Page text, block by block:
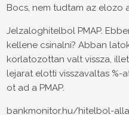
Bocs, nem tudtam az elozo
Jelzaloghitelbol PMAP.
kellene csinalni? Abban
korlatozottan valt vissza,
lejarat elotti visszavaltas %-
ot ad a PMAP.
bankmonitor.hu/hitelbol-